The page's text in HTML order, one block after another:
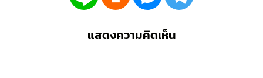
แสดงความคิดเห็น